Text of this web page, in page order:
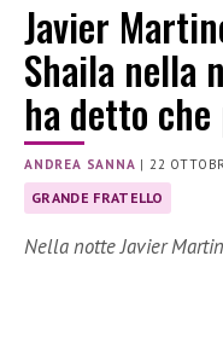
Javier
Shaila nella
ha detto
ANDREA SANNA |22
GRANDE FRATELLO
Nella notte Javier